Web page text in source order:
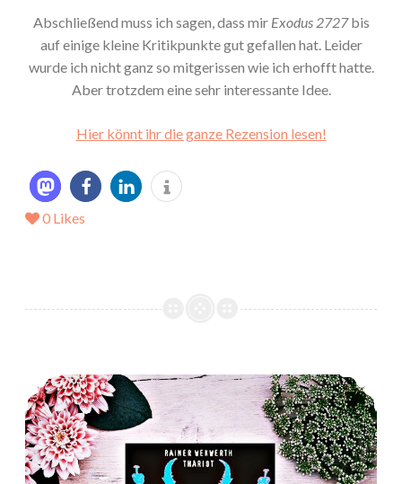
Abschließend muss ich sagen, dass mir Exodus 2727bis
auf einige kleine Kritikpunkte gut gefallen hat. Leider
wurde ich nicht ganz so mitgerissen wie ich erhofft hatte.
Aber trotzdem eine sehr interessante Idee.
Hier könnt ihr die ganze Rezension lesen!
0 Likes
*Rezension* -> Die Pheromon-Reihe (1-3) von Rainer Wekwerth und Thariot